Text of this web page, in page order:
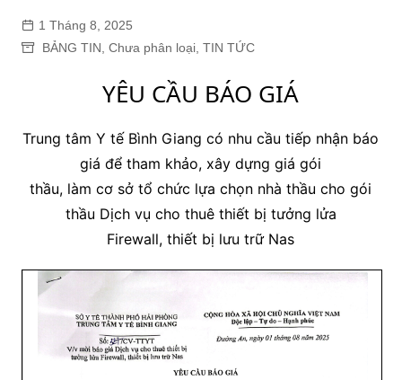
1 Tháng 8, 2025
BẢNG TIN Chưa phân loại, TIN TỨC
YÊU CẦU BÁO GIÁ
Trung tâm Y tế Bình Giang có nhu cầu tiếp nhận báo
giá để tham khảo, xây dựng giá gói
thầu, làm cơ sở tổ chức lựa chọn nhà thầu cho gói
thầu Dịch vụ cho thuê thiết bị tưởng lửa
Firewall, thiết bị lưu trữ Nas